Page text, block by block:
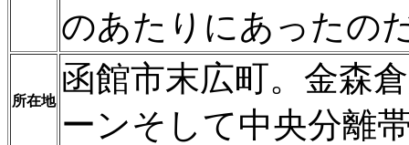
のあたりにあったの
所在地
函館市末広町。金森
ーンそして中央分離